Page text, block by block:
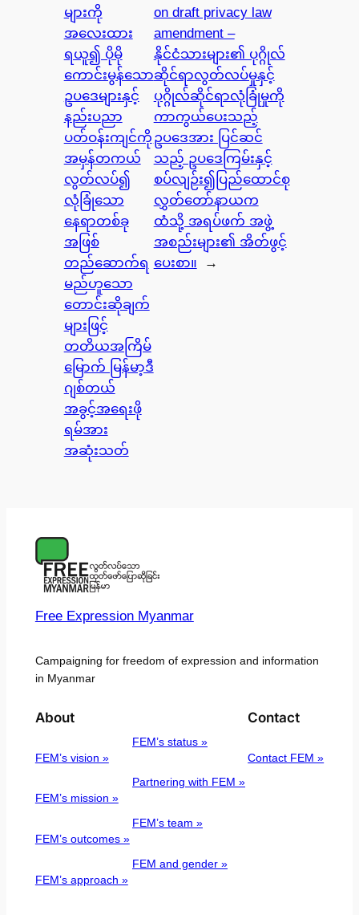
များကို
အလေးထား
ရယူ၍ ပိုမို
ကောင်းမွန်သော
ဥပဒေများနှင့်
နည်းပညာ
ပတ်ဝန်းကျင်ကို
အမှန်တကယ်
လွတ်လပ်၍
လုံခြုံသော
နေရာတစ်ခု
အဖြစ်
တည်ဆောက်ရ
မည်ဟူသော
တောင်းဆိုချက်
များဖြင့်
တတိယအကြိမ်
မြောက် မြန်မာ့ဒီ
ဂျစ်တယ်
အခွင့်အရေးဖို
ရမ်အား
အဆုံးသတ်
on draft privacy law
amendment –
နိုင်ငံသားများ၏ ပုဂ္ဂိုလ်
ဆိုင်ရာလွတ်လပ်မှုနှင့်
ပုဂ္ဂိုလ်ဆိုင်ရာလုံခြုံမှုကို
ကာကွယ်ပေးသည့်
ဥပဒေအား ပြင်ဆင်
သည့် ဥပဒေကြမ်းနှင့်
စပ်လျဉ်း၍ပြည်ထောင်စု
လွှတ်တော်နာယက
ထံသို့ အရပ်ဖက် အဖွဲ့
အစည်းများ၏ အိတ်ဖွင့်
ပေးစာ။
→
Free Expression Myanmar
Campaigning for freedom of expression and information
in Myanmar
About
FEM’s vision »
FEM’s mission »
FEM’s outcomes »
FEM’s approach »
FEM’s status »
Partnering with FEM »
FEM’s team »
FEM and gender »
Contact
Contact FEM »